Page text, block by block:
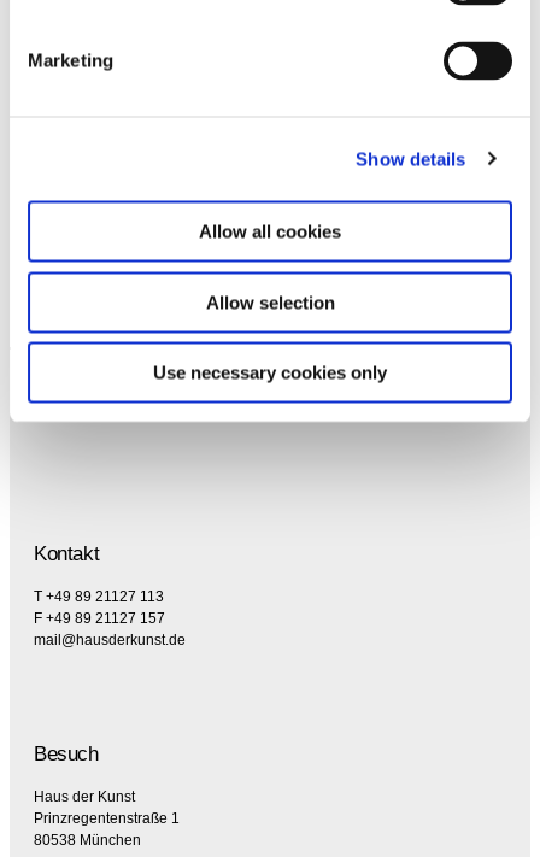
Marketing
Show details
Allow all cookies
Allow selection
Use necessary cookies only
Sie der Datenschutzerklärung und der AGB zu,
speziell zum Erhalt von E-Mails.
Kontakt
T +49 89 21127 113
F +49 89 21127 157
mail@hausderkunst.de
Besuch
Haus der Kunst
Prinzregentenstraße 1
80538 München